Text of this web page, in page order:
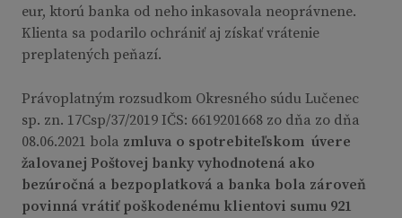
eur, ktorú banka od neho inkasovala neoprávnene.
Klienta sa podarilo ochrániť aj získať vrátenie
preplatených peňazí.
Právoplatným rozsudkom Okresného súdu Lučenec
sp. zn. 17Csp/37/2019 IČS: 6619201668 zo dňa zo dňa
08.06.2021 bola zmluva o spotrebiteľskom úvere
žalovanej Poštovej banky vyhodnotená ako
bezúročná a bezpoplatková a banka bola zároveň
povinná vrátiť poškodenému klientovi sumu 921